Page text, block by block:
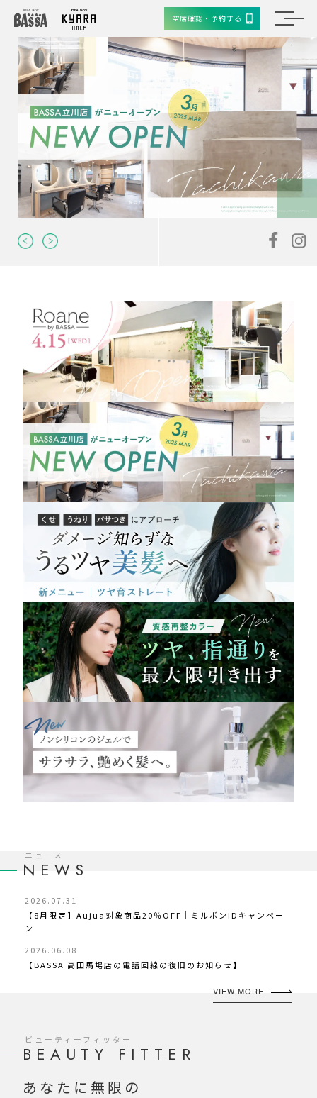
空席確認・予約する
NEWS
ニュース
2026.07.31
【8月限定】Aujua対象商品20％OFF｜ミルボンIDキャンペー
ン
2026.06.08
【BASSA 高田馬場店の電話回線の復旧のお知らせ】
VIEW MORE
BEAUTY FITTER
ビューティーフィッター
あなたに無限の